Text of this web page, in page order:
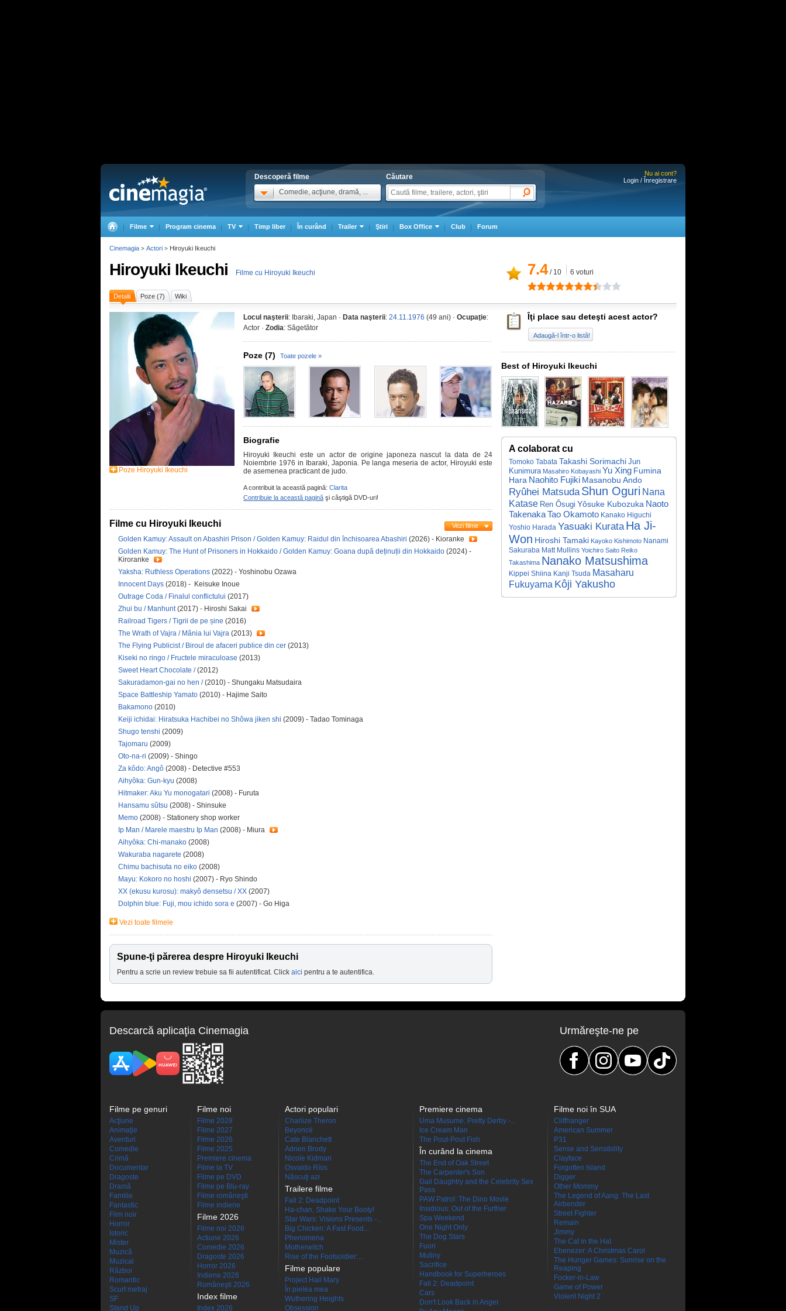
Descoperă filme
Comedie, acţiune, dramă, ...
Căutare
Nu ai cont?
Login / Înregistrare
Filme Program cinema TV Timp liber În curând Trailer Ştiri Box Office Club Forum
Hiroyuki Ikeuchi Filme cu Hiroyuki Ikeuchi 7.4/ 10 6 voturi
Detalii Poze (7) Wiki
Poze Hiroyuki Ikeuchi
Locul naşterii: Ibaraki, Japan · Data naşterii: 24.11.1976 (49 ani) · Ocupaţie:
Actor · Zodia: Săgetător
Poze (7) Toate pozele »
Biografie
Hiroyuki Ikeuchi este un actor de origine japoneza nascut la data de 24
Noiembrie 1976 in Ibaraki, Japonia. Pe langa meseria de actor, Hiroyuki este
de asemenea practicant de judo.
A contribuit la această pagină: Clarita
Contribuie la această pagină şi câştigă DVD-uri!
Filme cu Hiroyuki Ikeuchi Vezi filme
Golden Kamuy: Assault on Abashiri Prison / Golden Kamuy: Raidul din închisoarea Abashiri (2026) - Kioranke
Golden Kamuy: The Hunt of Prisoners in Hokkaido / Golden Kamuy: Goana după deținuții din Hokkaido (2024) -
Kiroranke
Yaksha: Ruthless Operations (2022) - Yoshinobu Ozawa
Innocent Days (2018) - Keisuke Inoue
Outrage Coda / Finalul conflictului (2017)
Zhui bu / Manhunt(2017) - Hiroshi Sakai
Railroad Tigers / Tigrii de pe șine (2016)
The Wrath of Vajra / Mânia lui Vajra (2013)
The Flying Publicist / Biroul de afaceri publice din cer (2013)
Kiseki no ringo / Fructele miraculoase (2013)
Sweet Heart Chocolate /(2012)
Sakuradamon-gai no hen /(2010) - Shungaku Matsudaira
Space Battleship Yamato (2010) - Hajime Saito
Bakamono (2010)
Keiji ichidai: Hiratsuka Hachibei no Shôwa jiken shi (2009) - Tadao Tominaga
Shugo tenshi (2009)
Tajomaru (2009)
Oto-na-ri (2009) - Shingo
Za kôdo: Angô (2008) - Detective #553
Aihyôka: Gun-kyu (2008)
Hitmaker: Aku Yu monogatari (2008) - Furuta
Hansamu sûtsu (2008) - Shinsuke
Memo (2008) - Stationery shop worker
Ip Man / Marele maestru Ip Man (2008) - Miura
Aihyôka: Chi-manako (2008)
Wakuraba nagarete (2008)
Chimu bachisuta no eiko (2008)
Mayu: Kokoro no hoshi (2007) - Ryo Shindo
XX (ekusu kurosu): makyô densetsu / XX (2007)
Dolphin blue: Fuji, mou ichido sora e (2007) - Go Higa
Vezi toate filmele
Spune-ţi părerea despre Hiroyuki Ikeuchi
Pentru a scrie un review trebuie sa fii autentificat. Click aici pentru a te autentifica.
Îţi place sau deteşti acest actor?
Adaugă-l într-o listă!
Best of Hiroyuki Ikeuchi
A colaborat cu
Tomoko Tabata Takashi Sorimachi Jun
Kunimura Masahiro Kobayashi Yu Xing Fumina
Hara Naohito Fujiki Masanobu Ando
Ryûhei Matsuda Shun Oguri Nana
Katase Ren Ôsugi Yôsuke Kubozuka Naoto
TakenakaTao Okamoto Kanako Higuchi
Yoshio Harada Yasuaki Kurata Ha Ji-
Won Hiroshi Tamaki Kayoko Kishimoto Nanami
Sakuraba Matt Mullins Yoichiro Saito Reiko
Takashima Nanako Matsushima
Kippei Shiina Kanji Tsuda Masaharu
Fukuyama Kôji Yakusho
Cinemagia > Actori > Hiroyuki Ikeuchi
Descarcă aplicaţia Cinemagia Urmăreşte-ne pe
Filme pe genuri
Acţiune
Animaţie
Aventuri
Comedie
Crimă
Documentar
Dragoste
Dramă
Familie
Fantastic
Film noir
Horror
Istoric
Mister
Muzică
Muzical
Război
Romantic
Scurt metraj
SF
Stand Up
Filme noi
Filme 2028
Filme 2027
Filme 2026
Filme 2025
Premiere cinema
Filme la TV
Filme pe DVD
Filme pe Blu-ray
Filme româneşti
Filme indiene
Filme 2026
Filme noi 2026
Actiune 2026
Comedie 2026
Dragoste 2026
Horror 2026
Indiene 2026
Româneşti 2026
Index filme
Index 2026
Actori populari
Charlize Theron
Beyoncé
Cate Blanchett
Adrien Brody
Nicole Kidman
Osvaldo Ríos
Născuţi azi
Trailere filme
Fall 2: Deadpoint
Ha-chan, Shake Your Booty!
Star Wars: Visions Presents -...
Big Chicken: A Fast Food...
Phenomena
Motherwitch
Rise of the Footsoldier:...
Filme populare
Project Hail Mary
În pielea mea
Wuthering Heights
Obsession
Premiere cinema
Uma Musume: Pretty Derby -...
Ice Cream Man
The Pout-Pout Fish
În curând la cinema
The End of Oak Street
The Carpenter's Son
Gail Daughtry and the Celebrity Sex
Pass
PAW Patrol: The Dino Movie
Insidious: Out of the Further
Spa Weekend
One Night Only
The Dog Stars
Fuori
Mutiny
Sacrifice
Handbook for Superheroes
Fall 2: Deadpoint
Cars
Don't Look Back in Anger
Filme noi în SUA
Cliffhanger
American Summer
P31
Sense and Sensibility
Clayface
Forgotten Island
Digger
Other Mommy
The Legend of Aang: The Last
Airbender
Street Fighter
Remain
Jimmy
The Cat in the Hat
Ebenezer: A Christmas Carol
The Hunger Games: Sunrise on the
Reaping
Focker-in-Law
Game of Power
Violent Night 2